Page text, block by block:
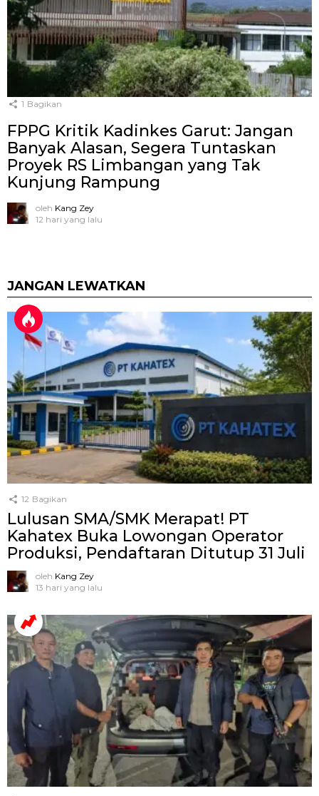
1 Bagikan
FPPG Kritik Kadinkes Garut: Jangan
Banyak Alasan, Segera Tuntaskan
Proyek RS Limbangan yang Tak
Kunjung Rampung
oleh Kang Zey
12 hari yang lalu
JANGAN LEWATKAN
12 Bagikan
Lulusan SMA/SMK Merapat! PT
Kahatex Buka Lowongan Operator
Produksi, Pendaftaran Ditutup 31 Juli
oleh Kang Zey
13 hari yang lalu